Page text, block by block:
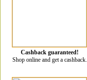
Cashback guaranteed!
Shop online and get a cashback.